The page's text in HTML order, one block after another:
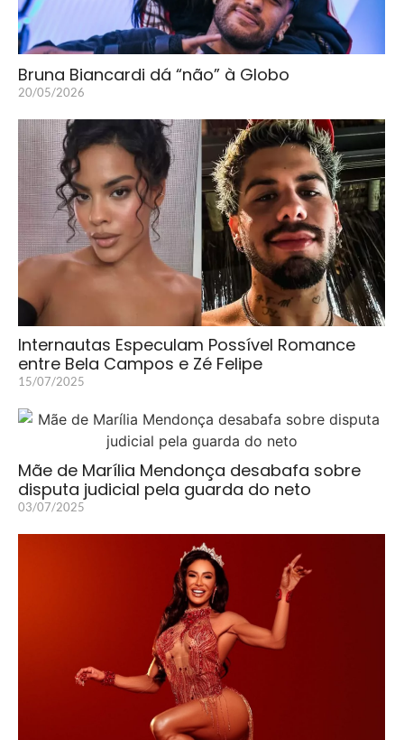
Bruna Biancardi dá “não” à Globo
20/05/2026
Internautas Especulam Possível Romance
entre Bela Campos e Zé Felipe
15/07/2025
Mãe de Marília Mendonça desabafa sobre
disputa judicial pela guarda do neto
03/07/2025